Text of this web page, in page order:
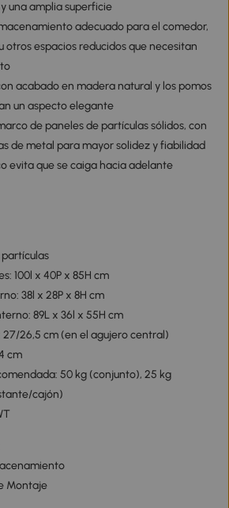
una amplia superficie
adecuado para el comedor,
otros espacios reducidos que necesitan
acabado en madera natural y los pomos
un aspecto elegante
de paneles de partículas sólidos, con
de metal para mayor solidez y fiabilidad
evita que se caiga hacia adelante
100l x 40P x 85H cm
38l x 28P x 8H cm
89L x 36l x 55H cm
26,5 cm (en el agujero central)
cm
50 kg (conjunto), 25 kg
cajón)
Montaje